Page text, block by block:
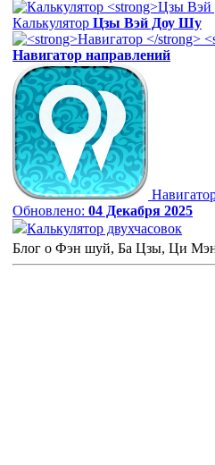
Калькулятор Цзы Вэй Доу Шу
Навигатор направлений
Обновлено: 04 Декабря 2025
Калькулятор двухчасовок
Блог о Фэн шуй, Ба Цзы, Ци